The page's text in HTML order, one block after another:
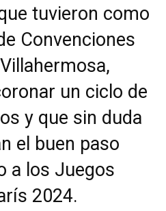
tuvieron como
Convenciones
un ciclo de
y que sin duda
el buen paso
a los Juegos
2024.